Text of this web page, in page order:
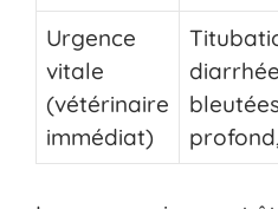
Urgence
vitale
(vétérinaire
immédiat)